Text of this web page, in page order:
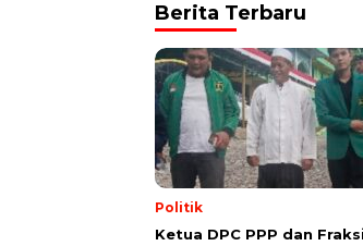
Berita Terbaru
Politik
Ketua DPC PPP dan Fraksi